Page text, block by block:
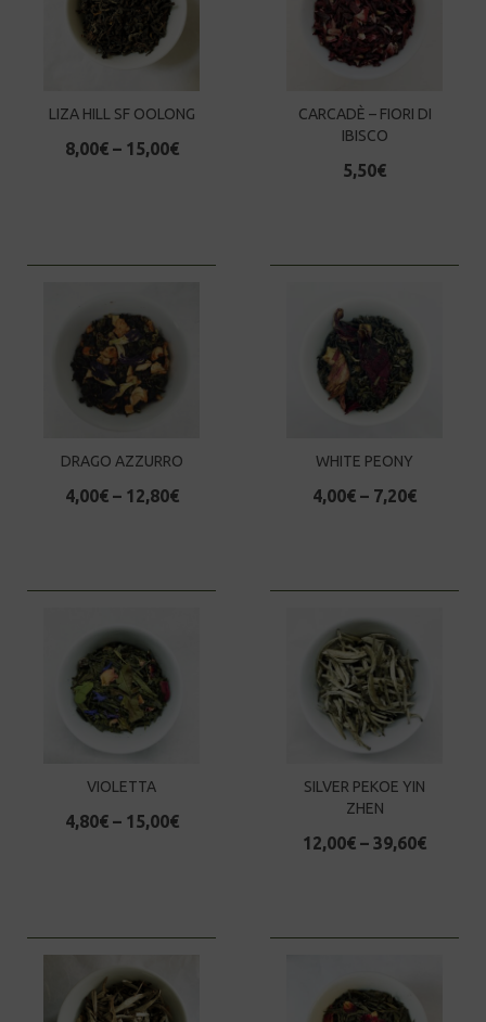
LIZA HILL SF OOLONG
8,00€– 15,00€
CARCADÈ – FIORI DI
IBISCO
5,50€
DRAGO AZZURRO
4,00€– 12,80€
WHITE PEONY
4,00€ – 7,20€
VIOLETTA
4,80€– 15,00€
SILVER PEKOE YIN
ZHEN
12,00€ – 39,60€